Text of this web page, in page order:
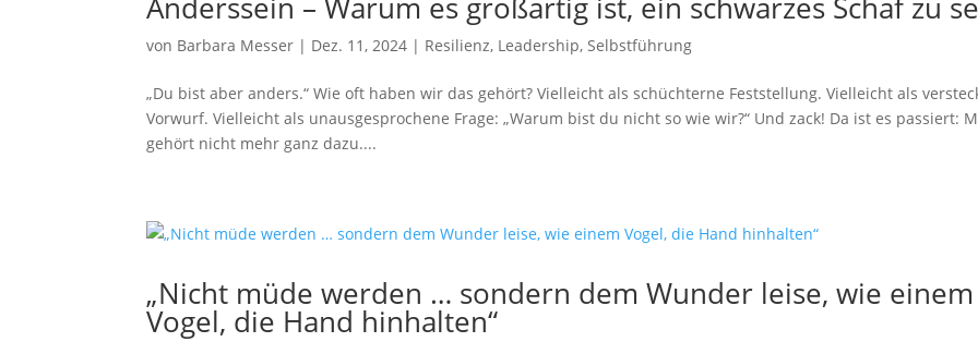
von Barbara Messer | Dez. 11, 2024 | Resilienz, Leadership,Selbstführung
„Du bist aber anders.“ Wie oft haben wir das gehört? Vielleicht als schüchterne Feststellung. Vielleicht als
Vorwurf. Vielleicht als unausgesprochene Frage: „Warum bist du nicht so wie wir?“ Und zack! Da ist es passiert:
gehört nicht mehr ganz dazu....
„Nicht müde werden … sondern dem Wunder leise, wie einem
Vogel, die Hand hinhalten“